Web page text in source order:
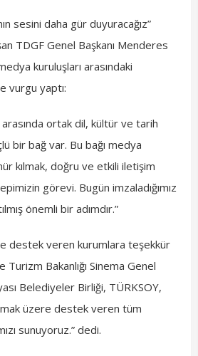
sesini daha gür duyuracağız”
TDGF Genel Başkanı Menderes
kuruluşları arasındaki
vurgu yaptı:
arasında ortak dil, kültür ve tarih
bir bağ var. Bu bağı medya
kılmak, doğru ve etkili iletişim
görevi. Bugün imzaladığımız
önemli bir adımdır.”
destek veren kurumlara teşekkür
Turizm Bakanlığı Sinema Genel
Belediyeler Birliği, TÜRKSOY,
üzere destek veren tüm
sunuyoruz.” dedi.